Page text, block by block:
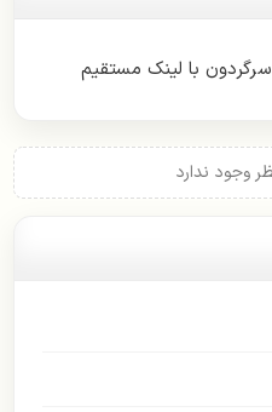
سرگردون با لینک مستقیم
وجود ندارد